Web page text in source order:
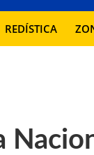
REDÍSTICA